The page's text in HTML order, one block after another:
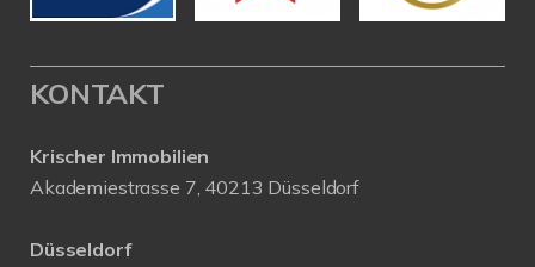
KONTAKT
Krischer Immobilien
Akademiestrasse 7, 40213 Düsseldorf
Düsseldorf